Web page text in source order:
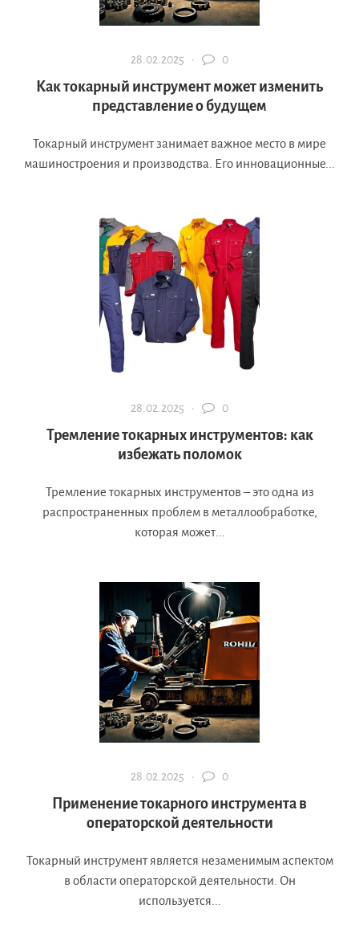
28.02.2025 · 0
Как токарный инструмент может изменить
представление о будущем
Токарный инструмент занимает важное место в мире
машиностроения и производства. Его инновационные...
28.02.2025 · 0
Тремление токарных инструментов: как
избежать поломок
Тремление токарных инструментов – это одна из
распространенных проблем в металлообработке,
которая может...
28.02.2025 · 0
Применение токарного инструмента в
операторской деятельности
Токарный инструмент является незаменимым аспектом
в области операторской деятельности. Он
используется...